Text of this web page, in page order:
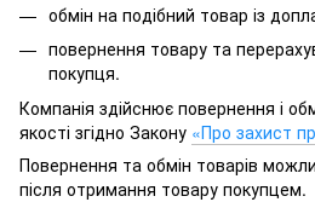
обмін на подібний товар із
повернення товару та
покупця.
Компанія здійснює повернення і
якості згідно Закону «Про захист
Повернення та обмін товарів
після отримання товару покупцем.